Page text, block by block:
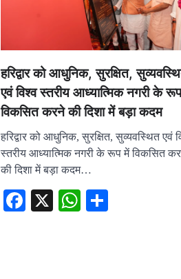
हरिद्वार को आधुनिक, सुरक्षित,
एवं विश्व स्तरीय आध्यात्मिक नगरी के
विकसित करने की दिशा में बड़ा कदम
हरिद्वार को आधुनिक, सुरक्षित, सुव्यवस्थित एवं
स्तरीय आध्यात्मिक नगरी के रूप में विकसित
की दिशा में बड़ा कदम…
Facebook
X WhatsApp